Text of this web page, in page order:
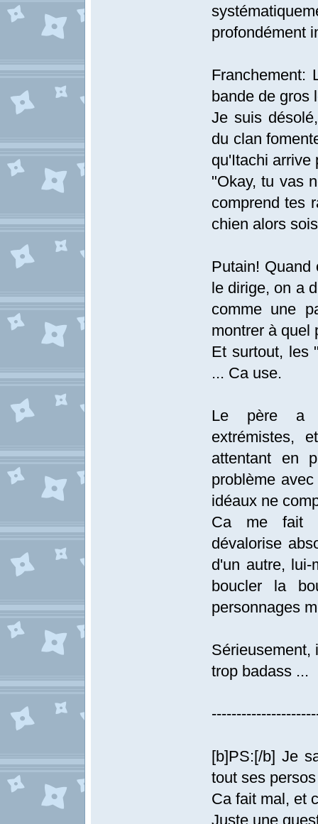
profondément
Franchement:
bande de gros
Je suis
du clan
qu'Itachi arrive
"Okay, tu vas
comprend tes
chien alors
Putain! Quand
le dirige, on a
comme une
montrer à quel
Et surtout, les
... Ca use.
Le père a
extrémistes,
attentant en
problème
idéaux ne
Ca me fait
dévalorise
d'un autre, lui-
boucler la
personnages
Sérieusement,
trop badass ...
[b]PS:[/b] Je
tout ses
Ca fait mal, et
Juste une